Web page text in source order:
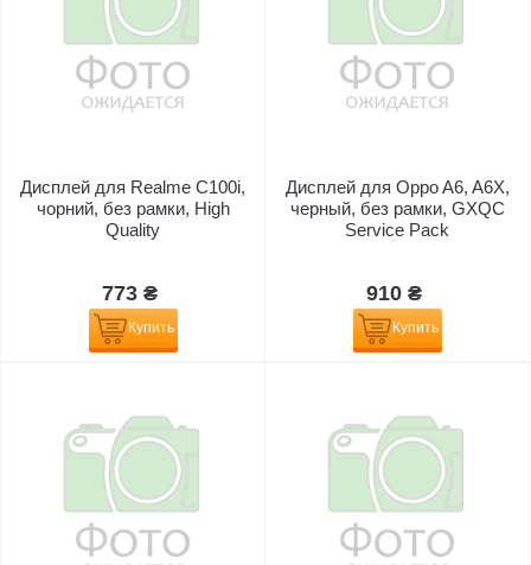
Дисплей для Realme C100i,
чорний, без рамки, High
Quality
773 ₴
Купить
Дисплей для Oppo A6, A6X,
черный, без рамки, GXQC
Service Pack
910 ₴
Купить